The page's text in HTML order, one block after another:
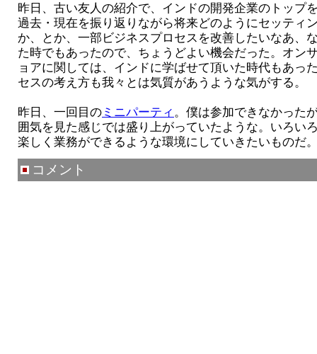
昨日、古い友人の紹介で、インドの開発企業のトップ
過去・現在を振り返りながら将来どのようにセッティ
か、とか、一部ビジネスプロセスを改善したいなあ、
た時でもあったので、ちょうどよい機会だった。オン
ョアに関しては、インドに学ばせて頂いた時代もあっ
セスの考え方も我々とは気質があうような気がする。
昨日、一回目の ミニパーティ 。僕は参加できなかった
囲気を見た感じでは盛り上がっていたような。いろい
楽しく業務ができるような環境にしていきたいものだ
コメント